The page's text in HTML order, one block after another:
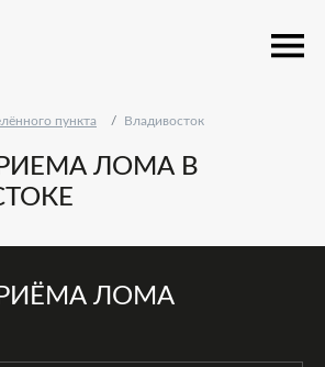
пункта Владивосток
ЛОМА В
ЛОМА